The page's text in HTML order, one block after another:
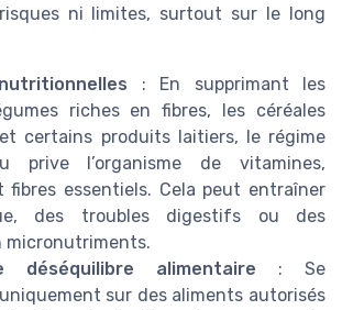
risques ni limites, surtout sur le long
: En supprimant les
riches en fibres, les céréales
certains produits laitiers, le régime
prive l’organisme de vitamines,
fibres essentiels. Cela peut entraîner
des troubles digestifs ou des
micronutriments.
déséquilibre alimentaire : Se
sur des aliments autorisés